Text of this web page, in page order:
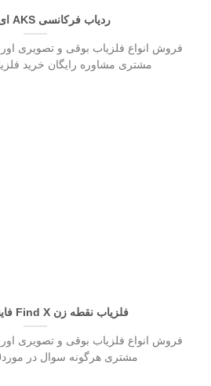
ردیاب فرکانسی AKS ای کی اس
فروش انواع فلزیاب بوقی و تصویری
مشتری مشاوره رایگان خرید
فلزیاب نقطه زن Find X فایندایکس نوکتا
فروش انواع فلزیاب بوقی و تصویری
مشتری هرگونه سوال در مورد09102191330